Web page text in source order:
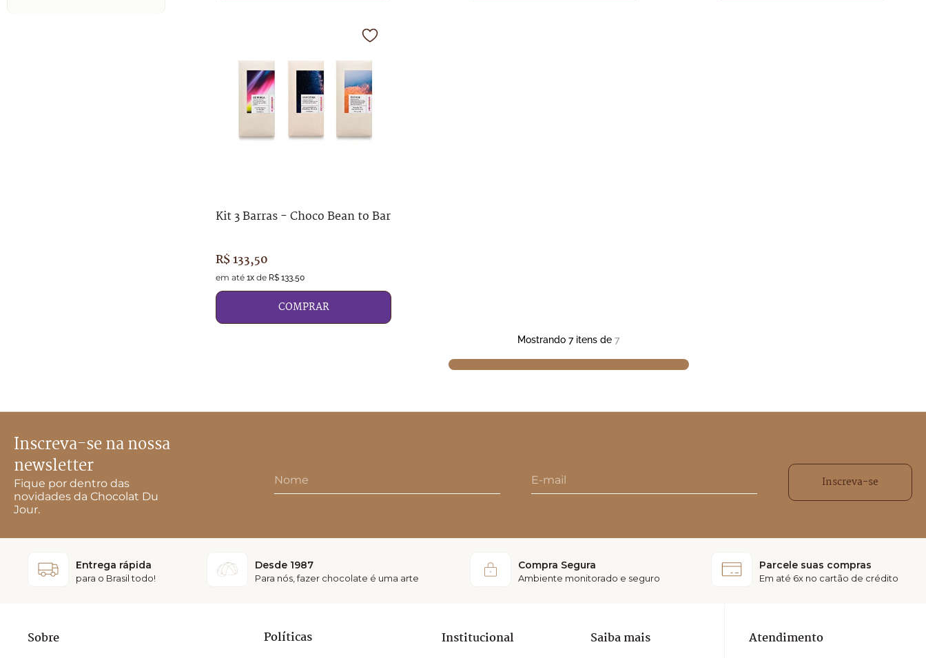
Kit 3 Barras - Choco Bean to Bar
R$133,50
em até1x de R$ 133,50
COMPRAR
Mostrando7itens de7
Inscreva-se na nossa
newsletter
Fique por dentro das
novidades da Chocolat Du
Jour.
Inscreva-se
Entrega rápida
para o Brasil todo!
Desde 1987
Para nós, fazer chocolate é uma arte
Compra Segura
Ambiente monitorado e seguro
Parcele suas compras
Em até 6x no cartão de crédito
Sobre Políticas Institucional Saiba mais Atendimento